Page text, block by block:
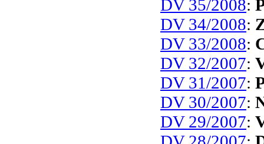
DV 35/2008:
DV 34/2008:
DV 33/2008:
DV 32/2007:
DV 31/2007:
DV 30/2007:
DV 29/2007: